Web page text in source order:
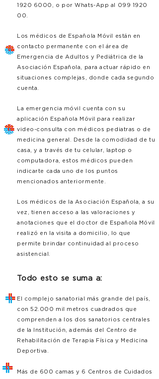
1920 6000
, o por Whats-App al
099 1920
00
Los médicos de Española Móvil están en
contacto permanente con el área de
Emergencia de Adultos y Pediátrica de la
Asociación Española, para actuar rápido en
situaciones complejas, donde cada segundo
cuenta.
La emergencia móvil cuenta con su
aplicación Española Móvil para realizar
video-consulta con médicos pediatras o de
medicina general. Desde la comodidad de tu
casa, y a través de tu celular, laptop o
computadora, estos médicos pueden
indicarte cada uno de los puntos
mencionados anteriormente.
Los médicos de la Asociación Española, a su
vez, tienen acceso a las valoraciones y
anotaciones que el doctor de Española Móvil
realizó en la visita a domicilio, lo que
permite brindar continuidad al proceso
asistencial.
Todo esto se suma a:
El complejo sanatorial más grande del país,
con 52.000 mil metros cuadrados que
comprenden a los dos sanatorios centrales
de la Institución, además del Centro de
Rehabilitación de Terapia Física y Medicina
Deportiva.
Más de 600 camas y 6 Centros de Cuidados